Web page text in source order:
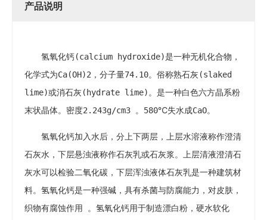
产品说明
氢氧化钙(calcium hydroxide)是一种无机化合物，
化学式为Ca(OH)2，分子量74.10。俗称熟石灰(slaked
lime)或消石灰(hydrate lime)。是一种白色六方晶系粉
末状晶体。密度2.243g/cm3 。580℃失水成CaO。
氢氧化钙加入水后，分上下两层，上层水溶液称作澄清
石灰水，下层悬浊液称作石灰乳或石灰浆。上层清液澄清石
灰水可以检验二氧化碳，下层浑浊液体石灰乳是一种建筑材
料。氢氧化钙是一种强碱，具有杀菌与防腐能力，对皮肤，
织物有腐蚀作用 。氢氧化钙用于制造漂白粉，硬水软化